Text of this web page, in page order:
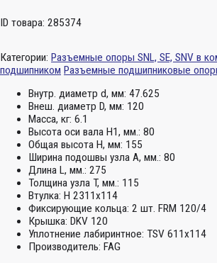
ID товара: 285374
Категории: Разъемные опоры SNL, SE, SNV в
подшипником Разъемные подшипниковые
Внутр. диаметр d, мм: 47.625
Внеш. диаметр D, мм: 120
Масса, кг: 6.1
Высота оси вала H1, мм.: 80
Общая высота H, мм: 155
Ширина подошвы узла А, мм.: 80
Длина L, мм.: 275
Толщина узла T, мм.: 115
Втулка: H 2311x114
Фиксирующие кольца: 2 шт. FRM 120/4
Крышка: DKV 120
Уплотнение лабиринтное: TSV 611x114
Производитель: FAG